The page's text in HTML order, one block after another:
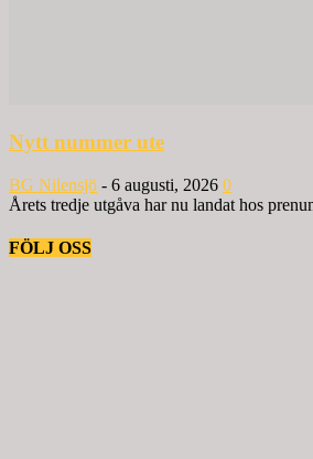
Nytt nummer ute
BG Nilensjö - 6 augusti, 2026 0
Årets tredje utgåva har nu landat hos
FÖLJ OSS